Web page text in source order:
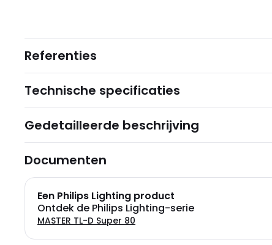
Referenties
Technische specificaties
Gedetailleerde beschrijving
Documenten
Een Philips Lighting product
Ontdek de Philips Lighting-serie
MASTER TL-D Super 80